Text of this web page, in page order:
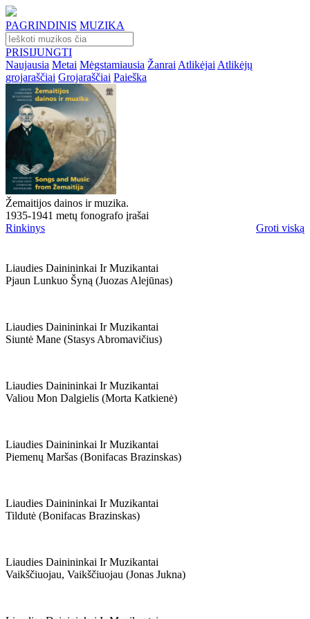
PAGRINDINIS MUZIKA
PRISIJUNGTI
Naujausia Metai Mėgstamiausia Žanrai Atlikėjai Atlikėjų
grojaraščiai Grojaraščiai Paieška
Žemaitijos dainos ir muzika.
1935-1941 metų fonografo įrašai
Rinkinys
Groti viską
Liaudies Dainininkai Ir Muzikantai
Pjaun Lunkuo Šyną (juozas Alejūnas)
Liaudies Dainininkai Ir Muzikantai
Siuntė Mane (stasys Abromavičius)
Liaudies Dainininkai Ir Muzikantai
Valiou Mon Dalgielis (morta Katkienė)
Liaudies Dainininkai Ir Muzikantai
Piemenų Maršas (bonifacas Brazinskas)
Liaudies Dainininkai Ir Muzikantai
Tildutė (bonifacas Brazinskas)
Liaudies Dainininkai Ir Muzikantai
Vaikščiuojau, Vaikščiuojau (jonas Jukna)